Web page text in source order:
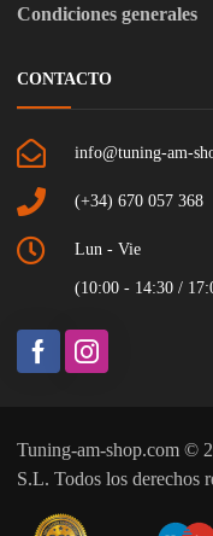
Condiciones generales
CONTACTO
info@tuning-am-
(+34) 670 057 368
Lun - Vie
(10:00 - 14:30 /
Tuning-am-shop.com ©
S.L. Todos los derechos